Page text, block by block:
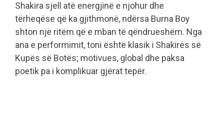
Shakira sjell atë energjinë e njohur dhe
tërheqëse që ka gjithmonë, ndërsa Burna Boy
shton një ritëm që e mban të qëndrueshëm. Nga
ana e performimit, toni është klasik i Shakirës së
Kupës së Botës; motivues, global dhe paksa
poetik pa i komplikuar gjërat tepër.